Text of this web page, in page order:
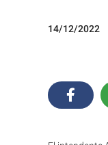
14/12/2022